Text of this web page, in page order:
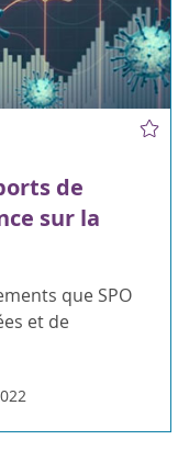
de
sur la
que SPO
et de